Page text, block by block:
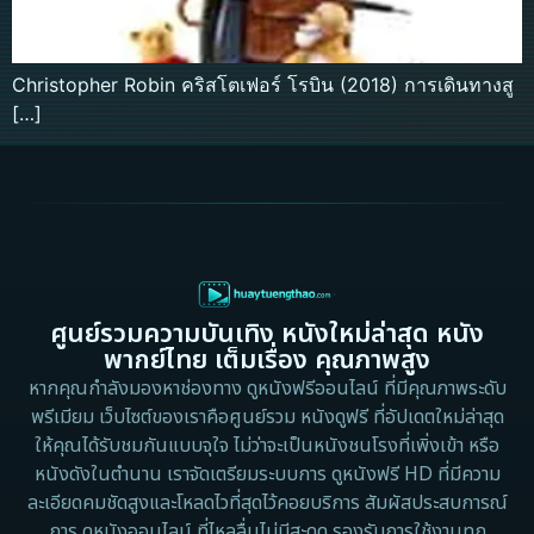
Christopher Robin คริสโตเฟอร์ โรบิน (2018) การเดินทางสู
[…]
ศูนย์รวมความบันเทิง หนังใหม่ล่าสุด หนัง
พากย์ไทย เต็มเรื่อง คุณภาพสูง
หากคุณกำลังมองหาช่องทาง ดูหนังฟรีออนไลน์ ที่มีคุณภาพระดับ
พรีเมียม เว็บไซต์ของเราคือศูนย์รวม หนังดูฟรี ที่อัปเดตใหม่ล่าสุด
ให้คุณได้รับชมกันแบบจุใจ ไม่ว่าจะเป็นหนังชนโรงที่เพิ่งเข้า หรือ
หนังดังในตำนาน เราจัดเตรียมระบบการ ดูหนังฟรี HD ที่มีความ
ละเอียดคมชัดสูงและโหลดไวที่สุดไว้คอยบริการ สัมผัสประสบการณ์